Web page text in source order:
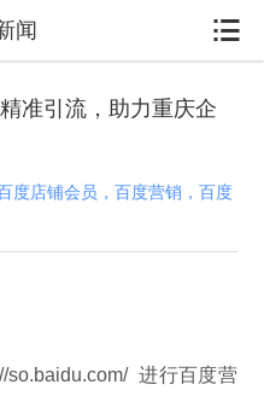
闻 
准引流，助力重庆企
度店铺会员，百度营销，百度
so.baidu.com/ 进行百度营